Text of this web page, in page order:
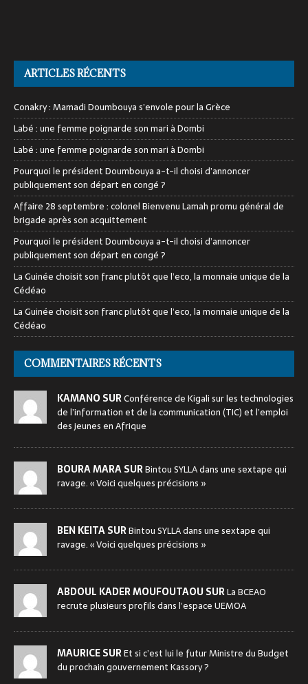
ARTICLES RÉCENTS
Conakry : Mamadi Doumbouya s’envole pour la Grèce
Labé : une femme poignarde son mari à Dombi
Labé : une femme poignarde son mari à Dombi
Pourquoi le président Doumbouya a-t-il choisi d’annoncer
publiquement son départ en congé ?
Affaire 28 septembre : colonel Bienvenu Lamah promu général de
brigade après son acquittement
Pourquoi le président Doumbouya a-t-il choisi d’annoncer
publiquement son départ en congé ?
La Guinée choisit son franc plutôt que l’eco, la monnaie unique de la
Cédéao
La Guinée choisit son franc plutôt que l’eco, la monnaie unique de la
Cédéao
COMMENTAIRES RÉCENTS
KAMANO SURConférence de Kigali sur les technologies
de l’information et de la communication (TIC) et l’emploi
des jeunes en Afrique
BOURA MARA SURBintou SYLLA dans une sextape qui
ravage. « Voici quelques précisions »
BEN KEITA SURBintou SYLLA dans une sextape qui
ravage. « Voici quelques précisions »
ABDOUL KADER MOUFOUTAOU SURLa BCEAO
recrute plusieurs profils dans l’espace UEMOA
MAURICE SUREt si c’est lui le futur Ministre du Budget
du prochain gouvernement Kassory ?